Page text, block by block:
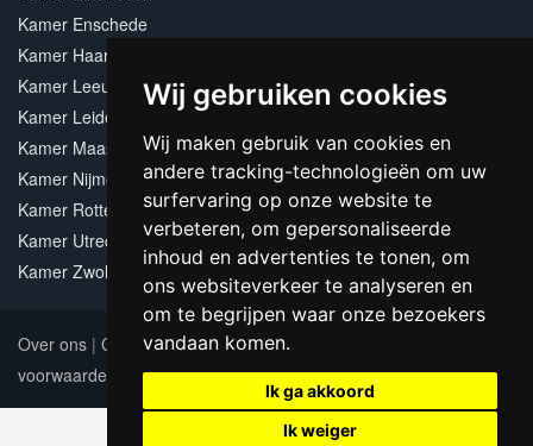
Wij gebruiken cookies
Wij maken gebruik van cookies en
andere tracking-technologieën om uw
surfervaring op onze website te
verbeteren, om gepersonaliseerde
inhoud en advertenties te tonen, om
ons websiteverkeer te analyseren en
om te begrijpen waar onze bezoekers
vandaan komen.
Ik ga akkoord
Ik weiger
Kamer Enschede
Kamer Haarlem
Kamer Leeuwarden
Kamer Leiden
Kamer Maastricht
Kamer Nijmegen
Kamer Rotterdam
Kamer Utrecht
Kamer Zwolle
Over ons | Contact|Adverteren|Sitemap
voorwaarden
Update cookies preferences